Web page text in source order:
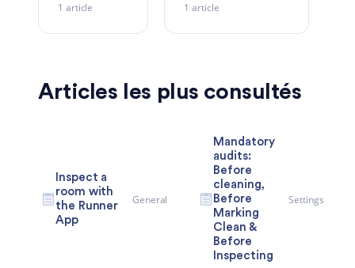
1 article 1 article
Articles les plus consultés
Inspect a
room with
the Runner
App
General
Mandatory
audits:
Before
cleaning,
Before
Marking
Clean &
Before
Inspecting
Settings